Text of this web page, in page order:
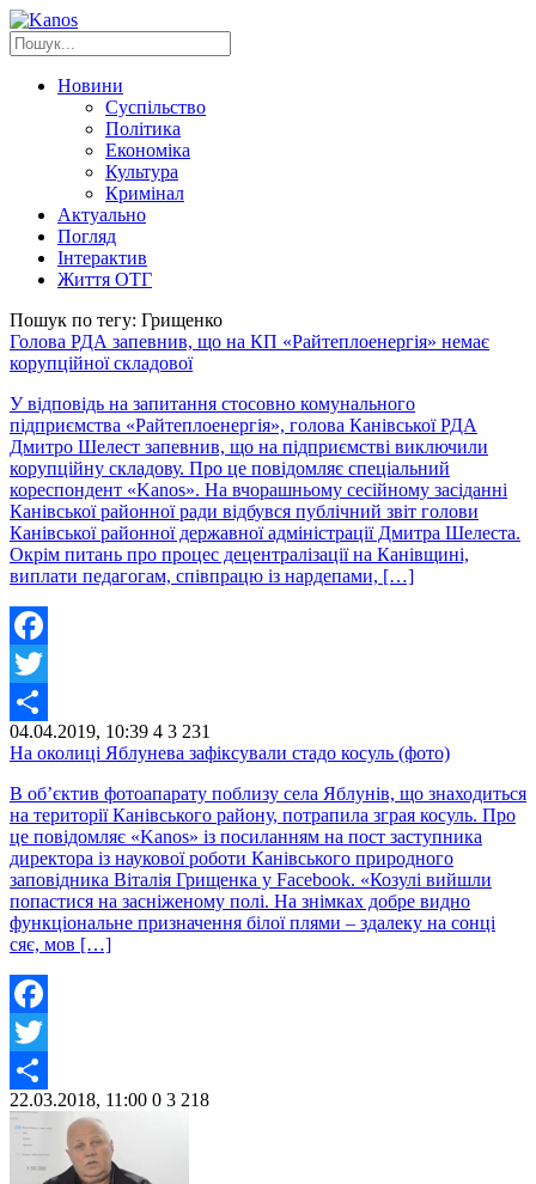
Новини
Суспільство
Політика
Економіка
Культура
Кримінал
Актуально
Погляд
Інтерактив
Життя ОТГ
Пошук по тегу: Грищенко
Голова РДА запевнив, що на КП «Райтеплоенергія» немає
корупційної складової
У відповідь на запитання стосовно комунального
підприємства «Райтеплоенергія», голова Канівської РДА
Дмитро Шелест запевнив, що на підприємстві виключили
корупційну складову. Про це повідомляє спеціальний
кореспондент «Kanos». На вчорашньому сесійному засіданні
Канівської районної ради відбувся публічний звіт голови
Канівської районної державної адміністрації Дмитра Шелеста.
Окрім питань про процес децентралізації на Канівщині,
виплати педагогам, співпрацю із нардепами, […]
Facebook
Twitter
Share
04.04.2019, 10:39 4 3 231
На околиці Яблунева зафіксували стадо косуль (фото)
В об’єктив фотоапарату поблизу села Яблунів, що знаходиться
на території Канівського району, потрапила зграя косуль. Про
це повідомляє «Kanos» із посиланням на пост заступника
директора із наукової роботи Канівського природного
заповідника Віталія Грищенка у Facebook. «Козулі вийшли
попастися на засніженому полі. На знімках добре видно
функціональне призначення білої плями – здалеку на сонці
сяє, мов […]
Facebook
Twitter
Share
22.03.2018, 11:00 0 3 218